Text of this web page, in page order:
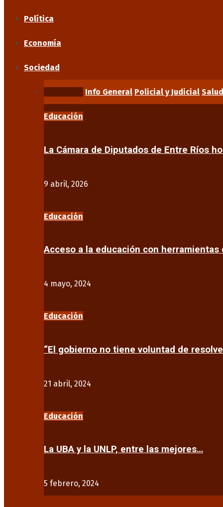
Política
Economía
Sociedad
Info General Policial y Judicial Salud
Educación
La Cámara de Diputados de Entre Ríos
9 abril, 2026
Educación
Acceso a la educación con
4 mayo, 2024
Educación
“El gobierno no tiene voluntad de
21 abril, 2024
Educación
La UBA y la UNLP, entre las mejores…
5 febrero, 2024